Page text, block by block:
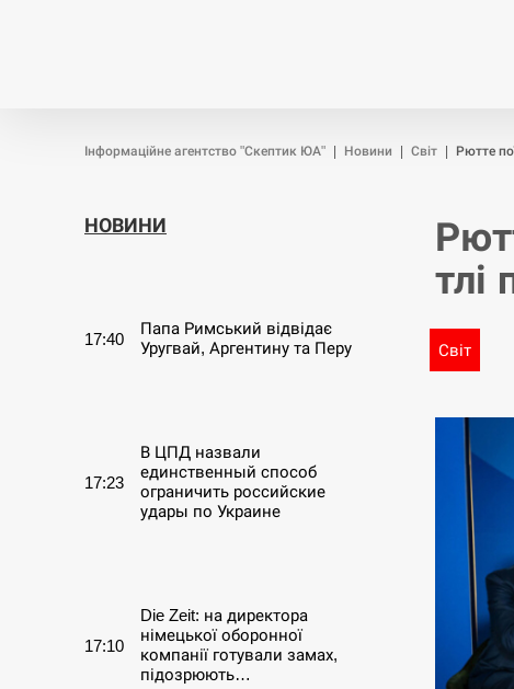
Інформаційне агентство "Скептик ЮА" Новини Світ Рютте
НОВИНИ
17:40
Папа Римський відвідає
Уругвай, Аргентину та Перу
17:23
В ЦПД назвали
единственный способ
ограничить российские
удары по Украине
17:10
Die Zeit: на директора
німецької оборонної
компанії готували замах,
підозрюють…
тлі
Світ